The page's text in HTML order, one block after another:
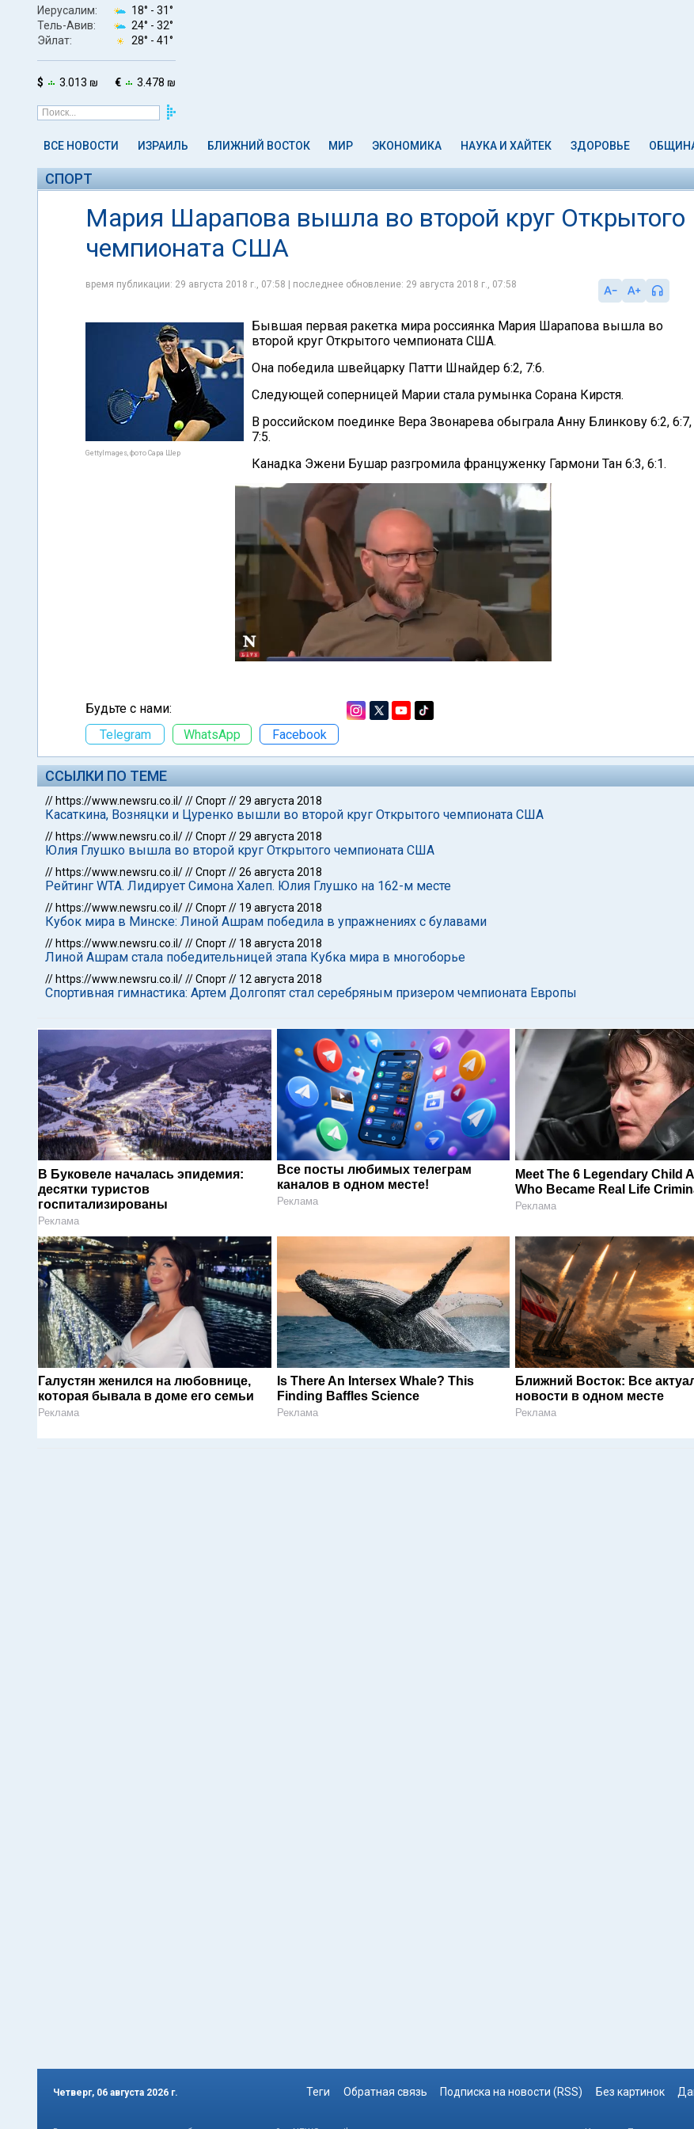
Иерусалим: 18° - 31°
Тель-Авив:
24° - 32°
Эйлат:
28° - 41°
$ 3.013 ₪ € 3.478 ₪
ВСЕ НОВОСТИ ИЗРАИЛЬ БЛИЖНИЙ ВОСТОК МИР ЭКОНОМИКА НАУКА И ХАЙТЕК ЗДОРОВЬЕ
СПОРТ
Мария Шарапова вышла во второй круг Открытого
чемпионата США
время публикации: 29 августа 2018 г., 07:58 | последнее обновление: 29 августа 2018 г., 07:58
GettyImages, фото Сара Шер
Бывшая первая ракетка мира россиянка Мария Шарапова вышла во
второй круг Открытого чемпионата США.
Она победила швейцарку Патти Шнайдер 6:2, 7:6.
Следующей соперницей Марии стала румынка Сорана Кирстя.
В российском поединке Вера Звонарева обыграла Анну Блинкову 6:2, 6:7,
7:5.
Канадка Эжени Бушар разгромила француженку Гармони Тан 6:3, 6:1.
Будьте с нами:
Telegram
WhatsApp Facebook
ССЫЛКИ ПО ТЕМЕ
// https://www.newsru.co.il///Спорт//29 августа 2018
Касаткина, Возняцки и Цуренко вышли во второй круг Открытого чемпионата США
// https://www.newsru.co.il///Спорт//29 августа 2018
Юлия Глушко вышла во второй круг Открытого чемпионата США
// https://www.newsru.co.il///Спорт//26 августа 2018
Рейтинг WTA. Лидирует Симона Халеп. Юлия Глушко на 162-м месте
// https://www.newsru.co.il///Спорт// 19 августа 2018
Кубок мира в Минске: Линой Ашрам победила в упражнениях с булавами
// https://www.newsru.co.il///Спорт// 18 августа 2018
Линой Ашрам стала победительницей этапа Кубка мира в многоборье
// https://www.newsru.co.il///Спорт// 12 августа 2018
Спортивная гимнастика: Артем Долгопят стал серебряным призером чемпионата Европы
В Буковеле началась эпидемия:
десятки туристов
госпитализированы
Реклама
Все посты любимых телеграм
каналов в одном месте!
Реклама
Meet The 6 Legendary Child
Who Became Real Life
Реклама
Галустян женился на любовнице,
которая бывала в доме его семьи
Реклама
Is There An Intersex Whale? This
Finding Baffles Science
Реклама
Ближний Восток: Все
новости в одном месте
Реклама
Четверг, 06 августа 2026 г. Теги Обратная связь Подписка на новости (RSS) Без картинок